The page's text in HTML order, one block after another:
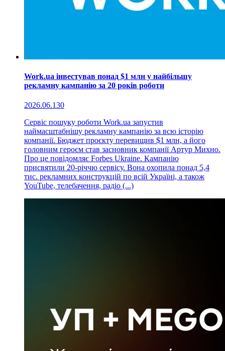
Work.ua інвестував понад $1 млн у найбільшу
рекламну кампанію за 20 років роботи
2026.06.130
Сервіс пошуку роботи Work.ua запустив
наймасштабнішу рекламну кампанію за всю історію
компанії. Бюджет проєкту перевищив $1 млн, а його
головним героєм став засновник компанії Артур Михно.
Про це повідомляє Forbes Ukraine. Кампанію
присвятили 20-річчю сервісу. Вона охопила понад 5,4
тис. рекламних конструкцій по всій Україні, а також
YouTube, телебачення, радіо (...)